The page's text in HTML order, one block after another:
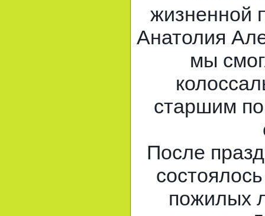
жизненной
Анатолия
мы
старшим
После
пожилых